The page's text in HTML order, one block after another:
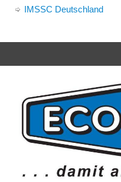
IMSSC Deutschland